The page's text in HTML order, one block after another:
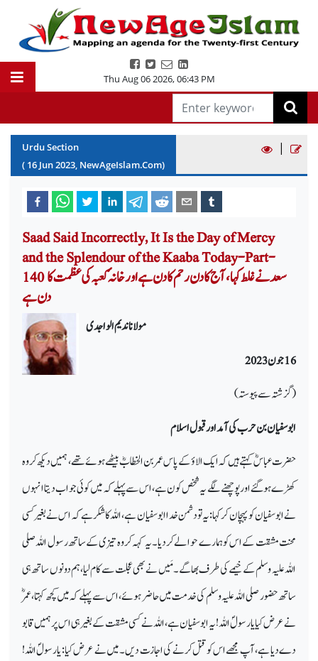
Thu Aug 06 2026,06:43 PM
Urdu Section
( 16 Jun2023, NewAgeIslam.Com)
|
Saad Said Incorrectly, It Is the Day of Mercy
and the Splendour of the Kaaba Today-Part-
140 سعد نے غلط کہا، آج کا دن رحم کا دن ہے اور خانہ ٔکعبہ کی عظمت کا
دن ہے
مولانا ندیم الواجدی
16 جون 2023
(گزشتہ سے پیوستہ)
ابوسفیان بن حرب کی آمد اور قبول اسلام
حضرت عباسؓ کہتے ہیں کہ ایک الاؤ کے پاس عمر بن الخطابؓ بیٹھے ہوئے تھے، ہمیں دیکھ کر وہ
کھڑے ہوگئے اور پوچھنے لگے یہ شخص کون ہے، اس سے پہلے کہ میں کوئی جواب دیتا انہوں
نے ابوسفیان کو پہچان کر کہا: یہ تو دشمن خدا ابوسفیان ہے، اللہ کا شکر ہے کہ اس نے بغیر کسی
محنت مشقت کے اس کو ہمارے حوالے کردیا۔ یہ کہہ کر وہ تیزی کے ساتھ رسول اللہ صلی
اللہ علیہ وسلم کے خیمے کی طرف بھاگے۔ مَیں نے بھی عجلت سے کام لیا، ہم دونوں ساتھ ہی
ساتھ حضور صلی اللہ علیہ وسلم کی خدمت میں حاضر ہوئے، اس سے پہلے کہ میں کچھ کہتا، عمرؓ
نے عرض کیا یارسولؐ اللہ! یہ ابوسفیان ہے، اللہ نے کسی مشقت کے بغیر ہی اس پر ہمیں قابو
دے دیا ہے، آپ مجھے اس کو قتل کرنے کی اجازت دیں۔ میں نے عرض کیا: یارسولؐ اللہ!